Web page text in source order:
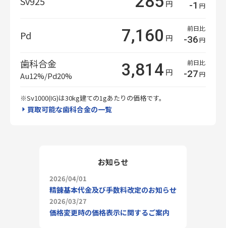
円 -1 円
Pd 7,160 円
前日比
-36円
歯科合金
Au12%/Pd20% 3,814 円
前日比
-27円
※Sv1000(IG)は30kg建ての1gあたりの価格です。
買取可能な歯科合金の一覧
お知らせ
2026/04/01
精錬基本代金及び手数料改定のお知らせ
2026/03/27
価格変更時の価格表示に関するご案内